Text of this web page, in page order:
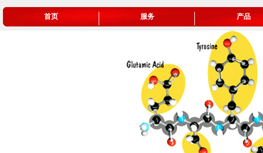
首页 服务 产品